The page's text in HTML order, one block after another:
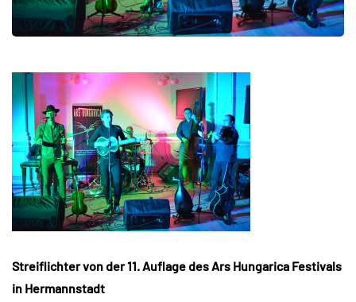
Streiflichter von der 11. Auflage des Ars Hungarica Festivals
in Hermannstadt